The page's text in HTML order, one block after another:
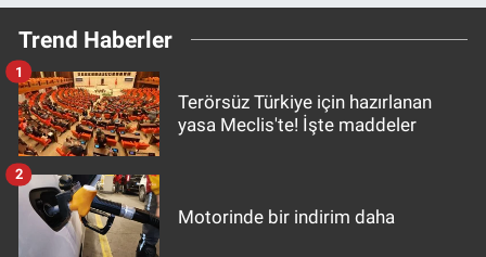
Trend Haberler
Terörsüz Türkiye için hazırlanan
yasa Meclis'te! İşte maddeler
1
Motorinde bir indirim daha
2